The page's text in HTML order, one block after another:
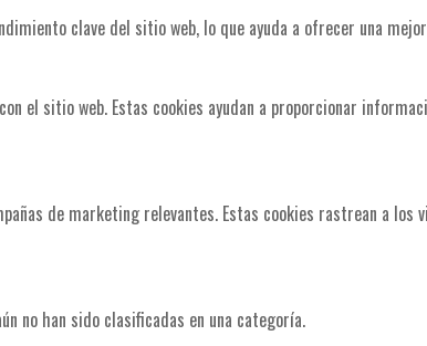
clave del sitio web, lo que ayuda a ofrecer una
el sitio web. Estas cookies ayudan a proporcionar
de marketing relevantes. Estas cookies rastrean a
no han sido clasificadas en una categoría.